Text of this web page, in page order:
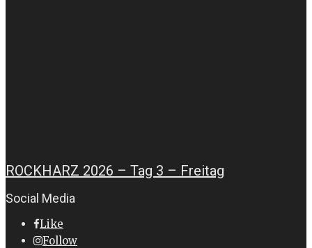
ROCKHARZ 2026 – Tag 3 – Freitag
Social Media
Like
Follow